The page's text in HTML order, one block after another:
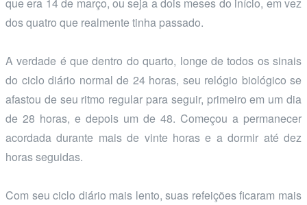
dos quatro que realmente tinha passado.
A verdade é que dentro do quarto, longe de todos os sinais
do ciclo diário normal de 24 horas, seu relógio biológico se
afastou de seu ritmo regular para seguir, primeiro em um dia
de 28 horas, e depois um de 48. Começou a permanecer
acordada durante mais de vinte horas e a dormir até dez
horas seguidas.
Com seu ciclo diário mais lento, suas refeições ficaram mais